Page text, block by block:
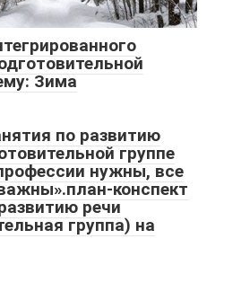
Зима
по развитию
группе
нужны, все
конспект
речи
группа) на